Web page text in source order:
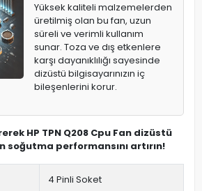
Yüksek kaliteli malzemelerden
üretilmiş olan bu fan, uzun
süreli ve verimli kullanım
sunar. Toza ve dış etkenlere
karşı dayanıklılığı sayesinde
dizüstü bilgisayarınızın iç
bileşenlerini korur.
HP TPN Q208 Cpu Fan dizüstü
soğutma performansını artırın!
4 Pinli Soket